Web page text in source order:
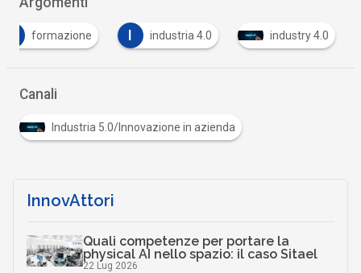
formazione I industria 4.0 industry 4.0
Canali
Industria 5.0/Innovazione in azienda
InnovAttori
Quali competenze per portare la
physical AI nello spazio: il caso Sitael
22 Lug 2026